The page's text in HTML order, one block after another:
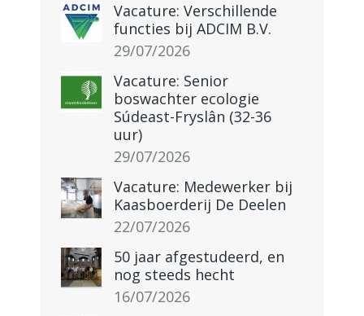
Vacature: Verschillende
functies bij ADCIM B.V.
29/07/2026
Vacature: Senior
boswachter ecologie
Súdeast-Fryslân (32-36
uur)
29/07/2026
Vacature: Medewerker bij
Kaasboerderij De Deelen
22/07/2026
50 jaar afgestudeerd, en
nog steeds hecht
16/07/2026